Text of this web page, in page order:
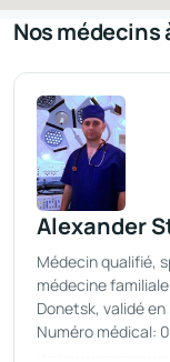
Nos médecins
Alexander
Médecin qualifié,
médecine
Donetsk, validé
Numéro médical: